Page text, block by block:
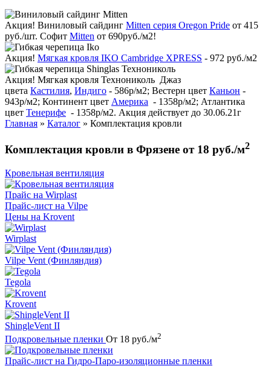
Акция! Виниловый сайдинг Mitten серия Oregon Pride от 415
руб./шт. Софит Mitten от 690руб./м2!
Акция! Мягкая кровля IKO Cambridge XPRESS - 972 руб./м2
Акция! Мягкая кровля Технониколь Джаз
цвета Кастилия, Индиго - 586р/м2; Вестерн цвет Каньон -
943р/м2; Континент цвет Америка - 1358р/м2; Атлантика
цвет Тенерифе - 1358р/м2. Акция действует до 30.06.21г
Главная » Каталог » Комплектация кровли
Комплектация кровли в Фрязене от 18 руб./м2
Кровельная вентиляция
Прайс на Wirplast
Прайс-лист на Vilpe
Цены на Krovent
Wirplast
Vilpe Vent (Финляндия)
Tegola
Krovent
ShingleVent II
Подкровельные пленки От 18 руб./м2
Прайс-лист на Гидро-Паро-изоляционные пленки